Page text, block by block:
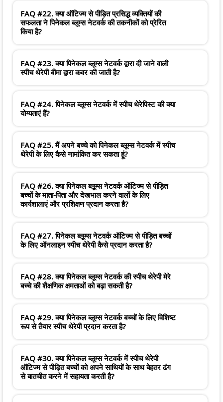
FAQ #22. क्या ऑटिज्म से पीड़ित प्रसिद्ध व्यक्तियों की
सफलता ने पिनेकल ब्लूम्स नेटवर्क की तकनीकों को प्रेरित
किया है?
FAQ #23. क्या पिनेकल ब्लूम्स नेटवर्क द्वारा दी जाने वाली
स्पीच थेरेपी बीमा द्वारा कवर की जाती है?
FAQ #24. पिनेकल ब्लूम्स नेटवर्क में स्पीच थेरेपिस्ट की क्या
योग्यताएं हैं?
FAQ #25. मैं अपने बच्चे को पिनेकल ब्लूम्स नेटवर्क में स्पीच
थेरेपी के लिए कैसे नामांकित कर सकता हूं?
FAQ #26. क्या पिनेकल ब्लूम्स नेटवर्क ऑटिज्म से पीड़ित
बच्चों के माता-पिता और देखभाल करने वालों के लिए
कार्यशालाएं और प्रशिक्षण प्रदान करता है?
FAQ #27. पिनेकल ब्लूम्स नेटवर्क ऑटिज्म से पीड़ित बच्चों
के लिए ऑनलाइन स्पीच थेरेपी कैसे प्रदान करता है?
FAQ #28. क्या पिनेकल ब्लूम्स नेटवर्क की स्पीच थेरेपी मेरे
बच्चे की शैक्षणिक क्षमताओं को बढ़ा सकती है?
FAQ #29. क्या पिनेकल ब्लूम्स नेटवर्क बच्चों के लिए विशिष्ट
रूप से तैयार स्पीच थेरेपी प्रदान करता है?
FAQ #30. क्या पिनेकल ब्लूम्स नेटवर्क में स्पीच थेरेपी
ऑटिज्म से पीड़ित बच्चों को अपने साथियों के साथ बेहतर ढंग
से बातचीत करने में सहायता करती है?